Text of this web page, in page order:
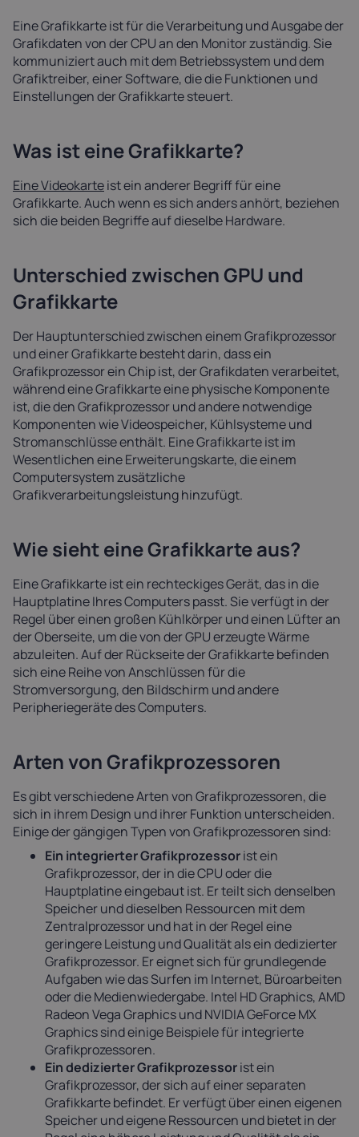
Eine Grafikkarte ist für die Verarbeitung und Ausgabe der
Grafikdaten von der CPU an den Monitor zuständig. Sie
kommuniziert auch mit dem Betriebssystem und dem
Grafiktreiber, einer Software, die die Funktionen und
Einstellungen der Grafikkarte steuert.
Was ist eine Grafikkarte?
Eine Videokarteist ein anderer Begriff für eine
Grafikkarte. Auch wenn es sich anders anhört, beziehen
sich die beiden Begriffe auf dieselbe Hardware.
Unterschied zwischen GPU und
Grafikkarte
Der Hauptunterschied zwischen einem Grafikprozessor
und einer Grafikkarte besteht darin, dass ein
Grafikprozessor ein Chip ist, der Grafikdaten verarbeitet,
während eine Grafikkarte eine physische Komponente
ist, die den Grafikprozessor und andere notwendige
Komponenten wie Videospeicher, Kühlsysteme und
Stromanschlüsse enthält. Eine Grafikkarte ist im
Wesentlichen eine Erweiterungskarte, die einem
Computersystem zusätzliche
Grafikverarbeitungsleistung hinzufügt.
Wie sieht eine Grafikkarte aus?
Eine Grafikkarte ist ein rechteckiges Gerät, das in die
Hauptplatine Ihres Computers passt. Sie verfügt in der
Regel über einen großen Kühlkörper und einen Lüfter an
der Oberseite, um die von der GPU erzeugte Wärme
abzuleiten. Auf der Rückseite der Grafikkarte befinden
sich eine Reihe von Anschlüssen für die
Stromversorgung, den Bildschirm und andere
Peripheriegeräte des Computers.
Arten von Grafikprozessoren
Es gibt verschiedene Arten von Grafikprozessoren, die
sich in ihrem Design und ihrer Funktion unterscheiden.
Einige der gängigen Typen von Grafikprozessoren sind:
Ein integrierter Grafikprozessorist ein
Grafikprozessor, der in die CPU oder die
Hauptplatine eingebaut ist. Er teilt sich denselben
Speicher und dieselben Ressourcen mit dem
Zentralprozessor und hat in der Regel eine
geringere Leistung und Qualität als ein dedizierter
Grafikprozessor. Er eignet sich für grundlegende
Aufgaben wie das Surfen im Internet, Büroarbeiten
oder die Medienwiedergabe. Intel HD Graphics, AMD
Radeon Vega Graphics und NVIDIA GeForce MX
Graphics sind einige Beispiele für integrierte
Grafikprozessoren.
Ein dedizierter Grafikprozessorist ein
Grafikprozessor, der sich auf einer separaten
Grafikkarte befindet. Er verfügt über einen eigenen
Speicher und eigene Ressourcen und bietet in der